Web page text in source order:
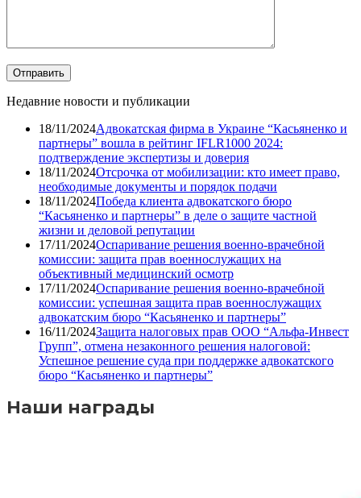
Недавние новости и публикации
18/11/2024Адвокатская фирма в Украине “Касьяненко и
партнеры” вошла в рейтинг IFLR1000 2024:
подтверждение экспертизы и доверия
18/11/2024Отсрочка от мобилизации: кто имеет право,
необходимые документы и порядок подачи
18/11/2024Победа клиента адвокатского бюро
“Касьяненко и партнеры” в деле о защите частной
жизни и деловой репутации
17/11/2024Оспаривание решения военно-врачебной
комиссии: защита прав военнослужащих на
объективный медицинский осмотр
17/11/2024Оспаривание решения военно-врачебной
комиссии: успешная защита прав военнослужащих
адвокатским бюро “Касьяненко и партнеры”
16/11/2024Защита налоговых прав ООО “Альфа-Инвест
Групп”, отмена незаконного решения налоговой:
Успешное решение суда при поддержке адвокатского
бюро “Касьяненко и партнеры”
Наши награды